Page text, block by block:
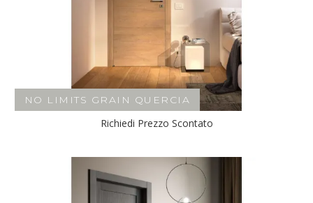
NO LIMITS GRAIN QUERCIA
Richiedi Prezzo Scontato